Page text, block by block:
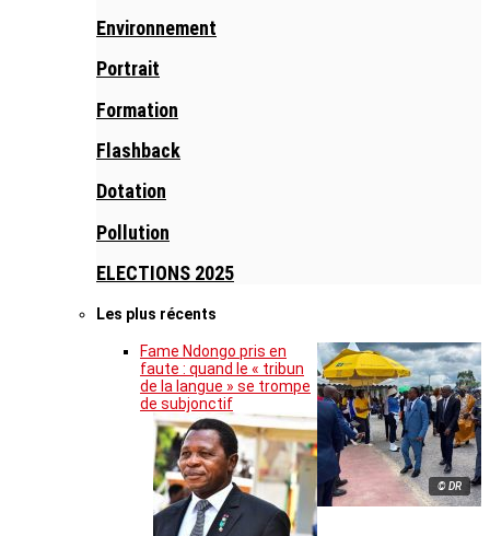
Environnement
Portrait
Formation
Flashback
Dotation
Pollution
ELECTIONS 2025
Les plus récents
© DR
Fame Ndongo pris en
faute : quand le « tribun
de la langue » se trompe
de subjonctif